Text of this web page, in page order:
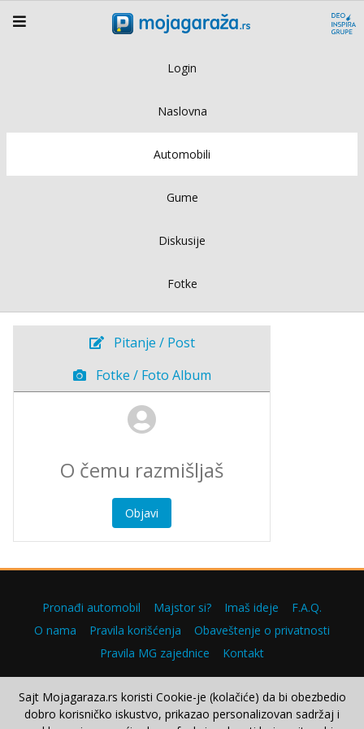
Login
Naslovna
Automobili
Gume
Diskusije
Fotke
Pitanje / Post
Fotke / Foto Album
Objavi
Pronađi automobil Majstor si? Imaš ideje
F.A.Q.
O nama
Pravila korišćenja
Obaveštenje o privatnosti
Pravila MG zajednice
Kontakt
Copyright © 2000–2026.
Sajt Mojagaraza.rs koristi Cookie-je (kolačiće) da bi obezbedio
dobro korisničko iskustvo, prikazao personalizovan sadržaj i